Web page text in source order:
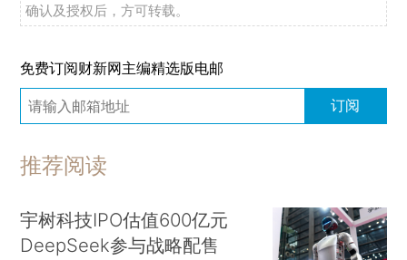
确认及授权后，方可转载。
免费订阅财新网主编精选版电邮
订阅
推荐阅读
宇树科技IPO估值600亿元
DeepSeek参与战略配售